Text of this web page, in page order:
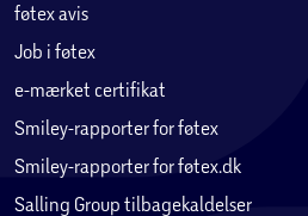
føtex avis
Job i føtex
e-mærket certifikat
Smiley-rapporter for føtex
Smiley-rapporter for føtex.dk
Salling Group tilbagekaldelser